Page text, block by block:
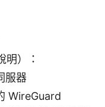
明）：
服器
WireGuard